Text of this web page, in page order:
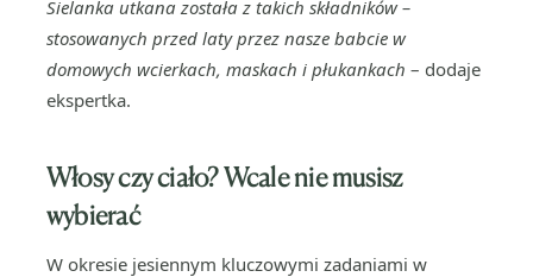
Sielanka utkana została z takich składników –
stosowanych przed laty przez nasze babcie w
domowych wcierkach, maskach i płukankach – dodaje
ekspertka.
Włosy czy ciało? Wcale nie musisz
wybierać
W okresie jesiennym kluczowymi zadaniami w